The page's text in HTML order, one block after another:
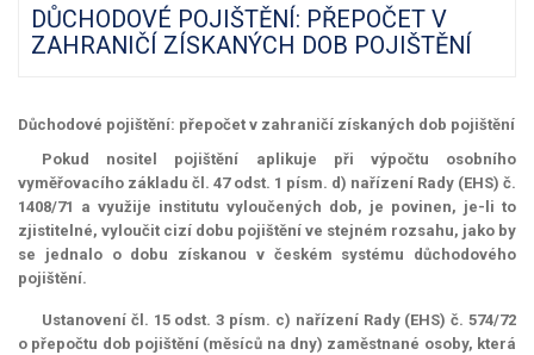
DŮCHODOVÉ POJIŠTĚNÍ: PŘEPOČET V
ZAHRANIČÍ ZÍSKANÝCH DOB POJIŠTĚNÍ
Důchodové pojištění: přepočet v zahraničí získaných dob pojištění
Pokud nositel pojištění aplikuje při výpočtu osobního
vyměřovacího základu čl. 47 odst. 1 písm. d) nařízení Rady (EHS) č.
1408/71 a využije institutu vyloučených dob, je povinen, je-li to
zjistitelné, vyloučit cizí dobu pojištění ve stejném rozsahu, jako by
se jednalo o dobu získanou v českém systému důchodového
pojištění.
Ustanovení čl. 15 odst. 3 písm. c) nařízení Rady (EHS) č. 574/72
o přepočtu dob pojištění (měsíců na dny) zaměstnané osoby, která